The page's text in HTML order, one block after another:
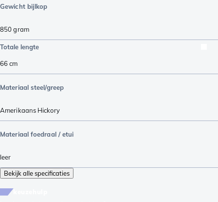
Gewicht bijlkop
850gram
Totale lengte
66cm
Materiaal steel/greep
Amerikaans Hickory
Materiaal foedraal / etui
leer
Bekijk alle specificaties